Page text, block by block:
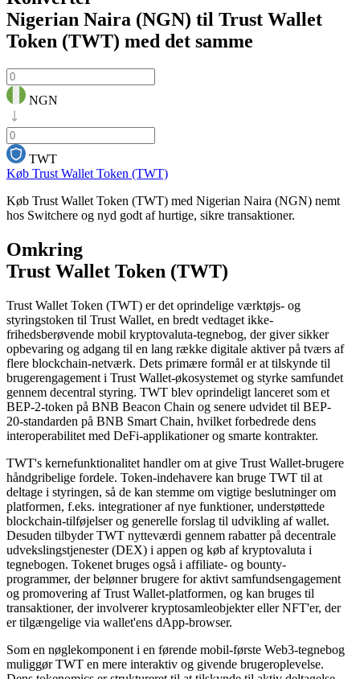
Nigerian Naira (NGN) til Trust Wallet
Token (TWT) med det samme
NGN
TWT
Køb Trust Wallet Token (TWT)
Køb Trust Wallet Token (TWT) med Nigerian Naira (NGN) nemt
hos Switchere og nyd godt af hurtige, sikre transaktioner.
Omkring
Trust Wallet Token (TWT)
Trust Wallet Token (TWT) er det oprindelige værktøjs- og
styringstoken til Trust Wallet, en bredt vedtaget ikke-
frihedsberøvende mobil kryptovaluta-tegnebog, der giver sikker
opbevaring og adgang til en lang række digitale aktiver på tværs af
flere blockchain-netværk. Dets primære formål er at tilskynde til
brugerengagement i Trust Wallet-økosystemet og styrke samfundet
gennem decentral styring. TWT blev oprindeligt lanceret som et
BEP-2-token på BNB Beacon Chain og senere udvidet til BEP-
20-standarden på BNB Smart Chain, hvilket forbedrede dens
interoperabilitet med DeFi-applikationer og smarte kontrakter.
TWT's kernefunktionalitet handler om at give Trust Wallet-brugere
håndgribelige fordele. Token-indehavere kan bruge TWT til at
deltage i styringen, så de kan stemme om vigtige beslutninger om
platformen, f.eks. integrationer af nye funktioner, understøttede
blockchain-tilføjelser og generelle forslag til udvikling af wallet.
Desuden tilbyder TWT nytteværdi gennem rabatter på decentrale
udvekslingstjenester (DEX) i appen og køb af kryptovaluta i
tegnebogen. Tokenet bruges også i affiliate- og bounty-
programmer, der belønner brugere for aktivt samfundsengagement
og promovering af Trust Wallet-platformen, og kan bruges til
transaktioner, der involverer kryptosamleobjekter eller NFT'er, der
er tilgængelige via wallet'ens dApp-browser.
Som en nøglekomponent i en førende mobil-første Web3-tegnebog
muliggør TWT en mere interaktiv og givende brugeroplevelse.